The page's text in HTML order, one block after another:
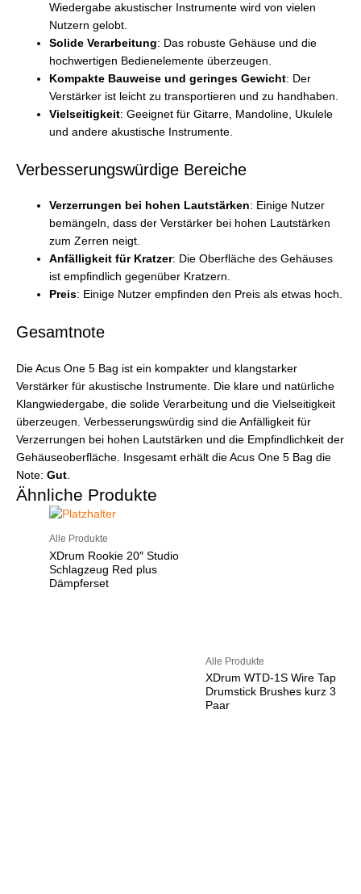
Wiedergabe akustischer Instrumente wird von vielen
Nutzern gelobt.
Solide Verarbeitung: Das robuste Gehäuse und die
hochwertigen Bedienelemente überzeugen.
Kompakte Bauweise und geringes Gewicht: Der
Verstärker ist leicht zu transportieren und zu handhaben.
Vielseitigkeit: Geeignet für Gitarre, Mandoline, Ukulele
und andere akustische Instrumente.
Verbesserungswürdige Bereiche
Verzerrungen bei hohen Lautstärken: Einige Nutzer
bemängeln, dass der Verstärker bei hohen Lautstärken
zum Zerren neigt.
Anfälligkeit für Kratzer: Die Oberfläche des Gehäuses
ist empfindlich gegenüber Kratzern.
Preis: Einige Nutzer empfinden den Preis als etwas hoch.
Gesamtnote
Die Acus One 5 Bag ist ein kompakter und klangstarker
Verstärker für akustische Instrumente. Die klare und natürliche
Klangwiedergabe, die solide Verarbeitung und die Vielseitigkeit
überzeugen. Verbesserungswürdig sind die Anfälligkeit für
Verzerrungen bei hohen Lautstärken und die Empfindlichkeit der
Gehäuseoberfläche. Insgesamt erhält die Acus One 5 Bag die
Note: Gut.
Ähnliche Produkte
Alle Produkte
XDrum Rookie 20″ Studio
Schlagzeug Red plus
Dämpferset
Alle Produkte
XDrum WTD-1S Wire Tap
Drumstick Brushes kurz 3
Paar